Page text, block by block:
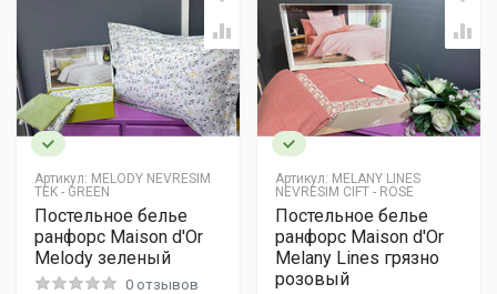
Артикул: MELODY NEVRESIM
TEK - GREEN
Постельное белье
ранфорс Maison d'Or
Melody зеленый
0 отзывов
Артикул: MELANY LINES
NEVRESIM CIFT - ROSE
Постельное белье
ранфорс Maison d'Or
Melany Lines грязно
розовый